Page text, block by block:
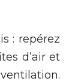
: repérez
d’air et